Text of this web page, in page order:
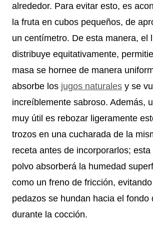
alrededor. Para evitar esto, es
la fruta en cubos pequeños, de
un centímetro. De esta manera, el
distribuye equitativamente,
masa se hornee de manera
absorbe los jugos naturales y se
increíblemente sabroso. Además,
muy útil es rebozar ligeramente
trozos en una cucharada de la
receta antes de incorporarlos;
polvo absorberá la humedad
como un freno de fricción,
pedazos se hundan hacia el fondo
durante la cocción.